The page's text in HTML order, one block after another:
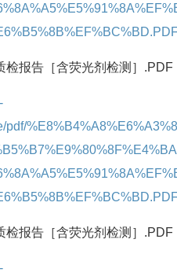
检报告［含荧光剂检测］.PDF
pdf/
检报告［含荧光剂检测］.PDF